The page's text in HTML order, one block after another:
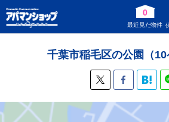
0
最近見た物件
千葉市稲毛区の公園（10